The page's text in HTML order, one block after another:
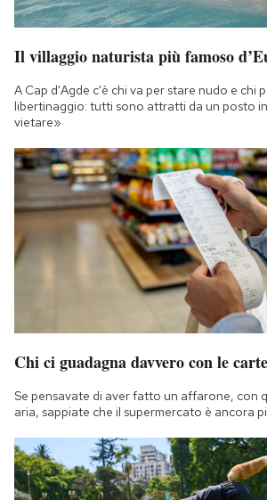
Il villaggio naturista più famoso
A Cap d'Agde c'è chi va per stare nudo e chi
libertinaggio: tutti sono attratti da un posto
vietare»
Chi ci guadagna davvero con le
Se pensavate di aver fatto un affarone, con
aria, sappiate che il supermercato è ancora